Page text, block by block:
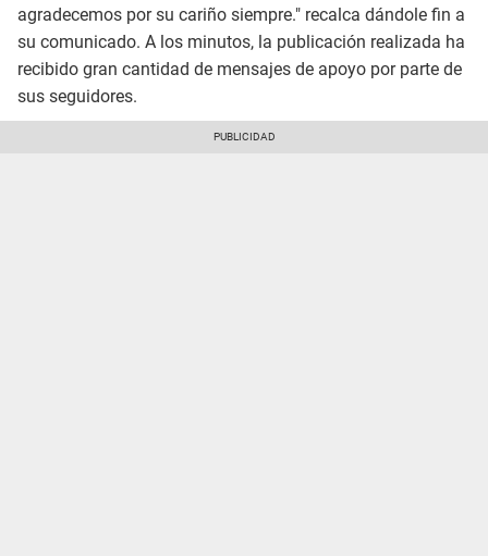
agradecemos por su cariño siempre." recalca dándole fin a
su comunicado. A los minutos, la publicación realizada ha
recibido gran cantidad de mensajes de apoyo por parte de
sus seguidores.